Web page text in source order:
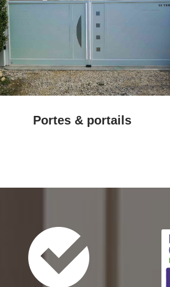
Portes & portails